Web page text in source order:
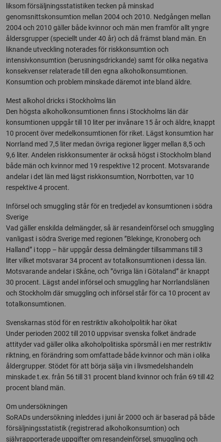
liksom försäljningsstatistiken tecken på minskad
genomsnittskonsumtion mellan 2004 och 2010. Nedgången mellan
2004 och 2010 gäller både kvinnor och män men framför allt yngre
åldersgrupper (speciellt under 40 år) och då främst bland män. En
liknande utveckling noterades för riskkonsumtion och
intensivkonsumtion (berusningsdrickande) samt för olika negativa
konsekvenser relaterade till den egna alkoholkonsumtionen.
Konsumtion och problem minskade däremot inte bland äldre.
Mest alkohol dricks i Stockholms län
Den högsta alkoholkonsumtionen finns i Stockholms län där
konsumtionen uppgår till 10 liter per invånare 15 år och äldre, knappt
10 procent över medelkonsumtionen för riket. Lägst konsumtion har
Norrland med 7,5 liter medan övriga regioner ligger mellan 8,5 och
9,6 liter. Andelen riskkonsumenter är också högst i Stockholm bland
både män och kvinnor med 19 respektive 12 procent. Motsvarande
andelar i det län med lägst riskkonsumtion, Norrbotten, var 10
respektive 4 procent.
Införsel och smuggling står för en tredjedel av konsumtionen i södra
Sverige
Vad gäller enskilda delmängder, så är resandeinförsel och smuggling
vanligast i södra Sverige med regionen ”Blekinge, Kronoberg och
Halland” i topp – här uppgår dessa delmängder tillsammans till 3
liter vilket motsvarar 34 procent av totalkonsumtionen i dessa län.
Motsvarande andelar i Skåne, och ”övriga län i Götaland” är knappt
30 procent. Lägst andel införsel och smuggling har Norrlandslänen
och Stockholm där smuggling och införsel står för ca 10 procent av
totalkonsumtionen.
Svenskarnas stöd för en restriktiv alkoholpolitik har ökat
Under perioden 2002 till 2010 uppvisar svenska folket ändrade
attityder vad gäller olika alkoholpolitiska spörsmål i en mer restriktiv
riktning, en förändring som omfattade både kvinnor och män i olika
åldergrupper. Stödet för att börja sälja vin i livsmedelshandeln
minskade t.ex. från 56 till 31 procent bland kvinnor och från 69 till 42
procent bland män.
Om undersökningen
SoRADs undersökning inleddes i juni år 2000 och är baserad på både
försäljningsstatistik (registrerad alkoholkonsumtion) och
självrapporterade uppgifter om resandeinförsel, smuggling och